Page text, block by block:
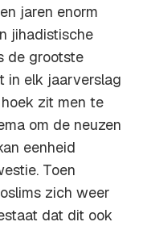
jaren enorm
jihadistische
de grootste
in elk jaarverslag
zit men te
om de neuzen
eenheid
Toen
zich weer
dat dit ook